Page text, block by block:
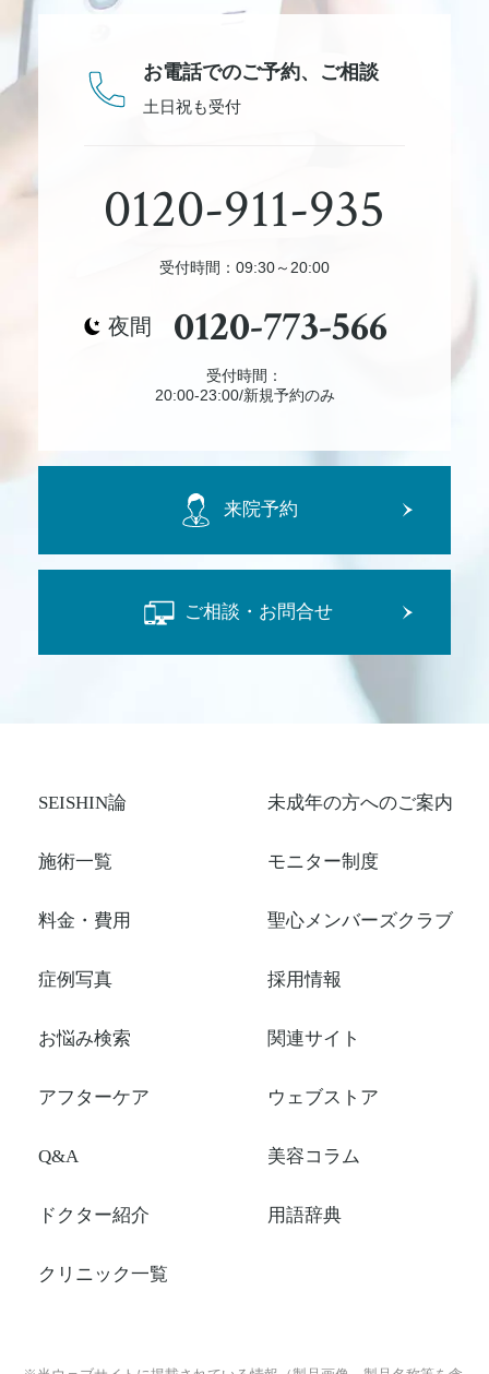
お電話でのご予約、 ご相談
土日祝も受付
0120-911-935
受付時間：09:30～20:00
夜間 0120-773-566
受付時間：
20:00-23:00/新規予約のみ
来院予約
ご相談・お問合せ
SEISHIN論
施術一覧
料金・費用
症例写真
お悩み検索
アフターケア
Q&A
ドクター紹介
クリニック一覧
未成年の方へのご案内
モニター制度
聖心メンバーズクラブ
採用情報
関連サイト
ウェブストア
美容コラム
用語辞典